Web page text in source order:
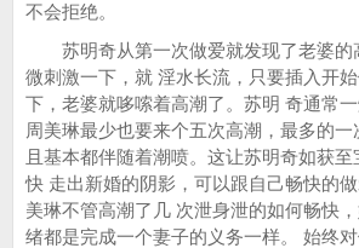
不会拒绝。
苏明奇从第一次做爱就发现了老婆的
微刺激一下，就 淫水长流，只要插入开
下，老婆就哆嗦着高潮了。苏明 奇通常一
周美琳最少也要来个五次高潮，最多的
且基本都伴随着潮喷。这让苏明奇如获
快 走出新婚的阴影，可以跟自己畅快的
美琳不管高潮了几 次泄身泄的如何畅快
绪都是完成一个妻子的义务一样。 始终